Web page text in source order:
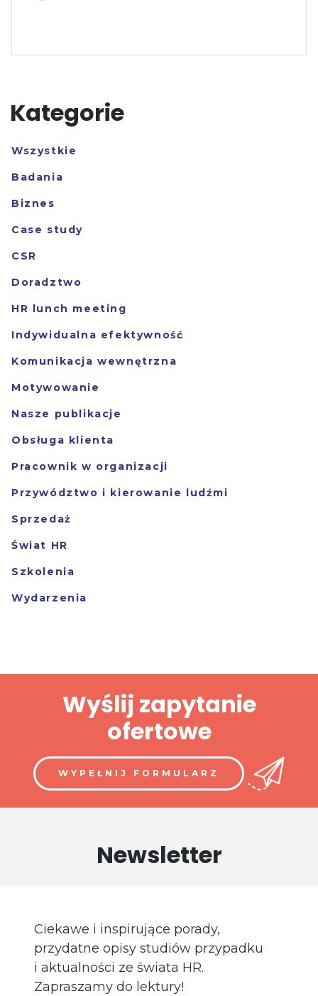
Kategorie
Wszystkie
Badania
Biznes
Case study
CSR
Doradztwo
HR lunch meeting
Indywidualna efektywność
Komunikacja wewnętrzna
Motywowanie
Nasze publikacje
Obsługa klienta
Pracownik w organizacji
Przywództwo i kierowanie ludźmi
Sprzedaż
Świat HR
Szkolenia
Wydarzenia
Wyślij zapytanie
ofertowe
WYPEŁNIJ FORMULARZ
Newsletter
Ciekawe i inspirujące porady,
przydatne opisy studiów przypadku
i aktualności ze świata HR.
Zapraszamy do lektury!